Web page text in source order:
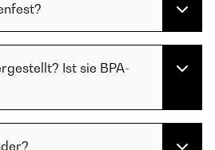
Ist sie BPA-